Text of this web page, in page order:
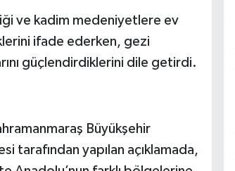
ve kadim medeniyetlere ev
ifade ederken, gezi
güçlendirdiklerini dile getirdi.
Büyükşehir
tarafından yapılan açıklamada,